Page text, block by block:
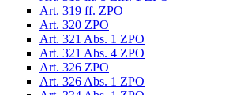
Art. 319 ff. ZPO
Art. 320 ZPO
Art. 321 Abs. 1 ZPO
Art. 321 Abs. 4 ZPO
Art. 326 ZPO
Art. 326 Abs. 1 ZPO